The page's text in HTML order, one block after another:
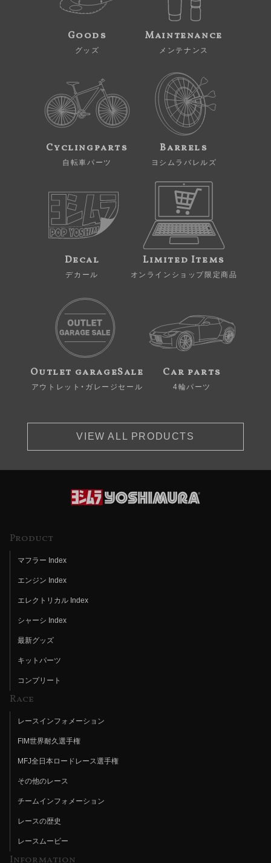
Goods
グッズ
Maintenance
メンテナンス
Cyclingparts
自転車パーツ
Barrels
ヨシムラバレルズ
Decal
デカール
Limited Items
オンラインショップ限定商品
Outlet garageSale
アウトレット・ガレージセール
Car parts
4輪パーツ
VIEW ALL PRODUCTS
Product
マフラー Index
エンジン Index
エレクトリカル Index
シャーシ Index
最新グッズ
キットパーツ
コンプリート
Race
レースインフォメーション
FIM世界耐久選手権
MFJ全日本ロードレース選手権
その他のレース
チームインフォメーション
レースの歴史
レースムービー
Information